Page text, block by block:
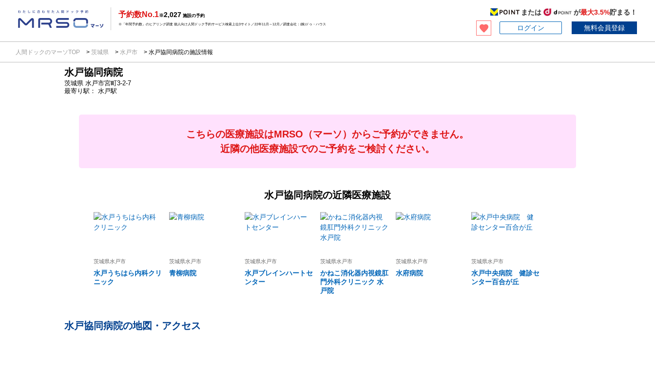
予約数No.1※2,027 施設の予約
※「年間予約数」のヒアリング調査 個人向け人間ドック予約サービス検索上位3サイト／22年11月～12月／調査会社：(株)ドゥ・ハウス
または が最大3.5%貯まる！
ログイン
無料会員登録
人間ドックのマーソTOP 茨城県 水戸市 水戸協同病院の施設情報
水戸協同病院
茨城県 水戸市宮町3-2-7
最寄り駅： 水戸駅
こちらの医療施設はMRSO（マーソ）からご予約ができません。
近隣の他医療施設でのご予約をご検討ください。
水戸協同病院の近隣医療施設
茨城県水戸市
水戸うちはら内科クリ
ニック
茨城県水戸市
青柳病院
茨城県水戸市
水戸ブレインハートセ
ンター
茨城県水戸市
かねこ消化器内視鏡肛
門外科クリニック 水
戸院
茨城県水戸市
水府病院
茨城県水戸市
水戸中央病院 健診セ
ンター百合が丘
水戸協同病院の地図・アクセス